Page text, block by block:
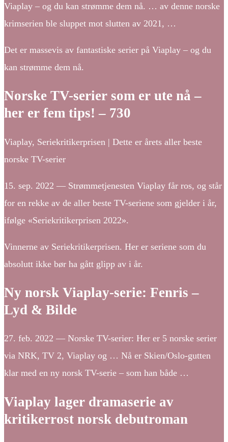
Viaplay – og du kan strømme dem nå. … av denne norske
krimserien ble sluppet mot slutten av 2021, …
Det er massevis av fantastiske serier på Viaplay – og du
kan strømme dem nå.
Norske TV-serier som er ute nå –
her er fem tips! – 730
Viaplay, Seriekritikerprisen | Dette er årets aller beste
norske TV-serier
15. sep. 2022 — Strømmetjenesten Viaplay får ros, og står
for en rekke av de aller beste TV-seriene som gjelder i år,
ifølge «Seriekritikerprisen 2022».
Vinnerne av Seriekritikerprisen. Her er seriene som du
absolutt ikke bør ha gått glipp av i år.
Ny norsk Viaplay-serie: Fenris –
Lyd & Bilde
27. feb. 2022 — Norske TV-serier: Her er 5 norske serier
via NRK, TV 2, Viaplay og … Nå er Skien/Oslo-gutten
klar med en ny norsk TV-serie – som han både …
Viaplay lager dramaserie av
kritikerrost norsk debutroman